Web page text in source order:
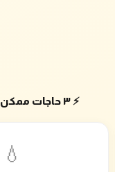
⚡ ٣ حاجات ممكن تغيّر الكمية
💧